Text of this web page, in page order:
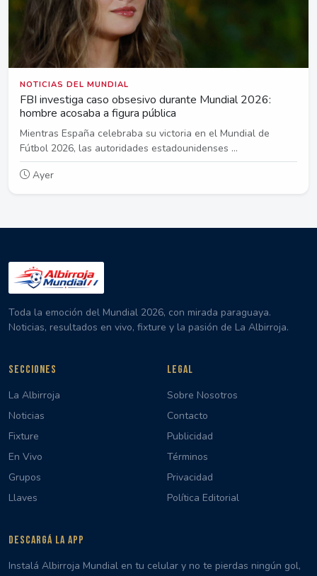
NOTICIAS DEL MUNDIAL
FBI investiga caso obsesivo durante Mundial 2026:
hombre acosaba a figura pública
Mientras España celebraba su victoria en el Mundial de
Fútbol 2026, las autoridades estadounidenses ...
Ayer
Toda la emoción del Mundial 2026, con mirada paraguaya.
Noticias, resultados en vivo, fixture y la pasión de La Albirroja.
SECCIONES
La Albirroja
Noticias
Fixture
En Vivo
Grupos
Llaves
LEGAL
Sobre Nosotros
Contacto
Publicidad
Términos
Privacidad
Política Editorial
DESCARGÁ LA APP
Instalá Albirroja Mundial en tu celular y no te pierdas ningún gol,